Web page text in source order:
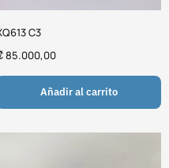
C3
85.000,00
Añadir al carrito